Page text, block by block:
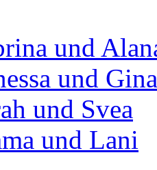
und
und Gina
und Svea
und Lani